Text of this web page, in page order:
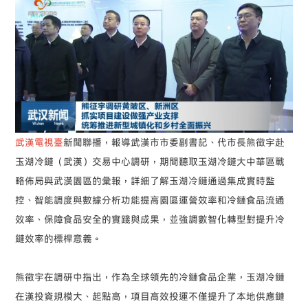
武漢電視臺新聞聯播，報導武漢市市委副書記、代市長熊徵宇赴
玉湖冷鏈（武漢）交易中心調研，期間聽取玉湖冷鏈大中華區戰
略佈局與武漢園區的彙報，詳細了解玉湖冷鏈通過集成實時監
控、智能調度與數據分析功能提高園區運營效率和冷鏈食品流通
效率、保障食品安全的實踐與成果，並強調數智化轉型對提升冷
鏈效率的標桿意義。
熊徵宇在調研中指出，作為全球領先的冷鏈食品企業，玉湖冷鏈
在漢投資規模大、起點高，項目高效投運不僅提升了本地供應鏈